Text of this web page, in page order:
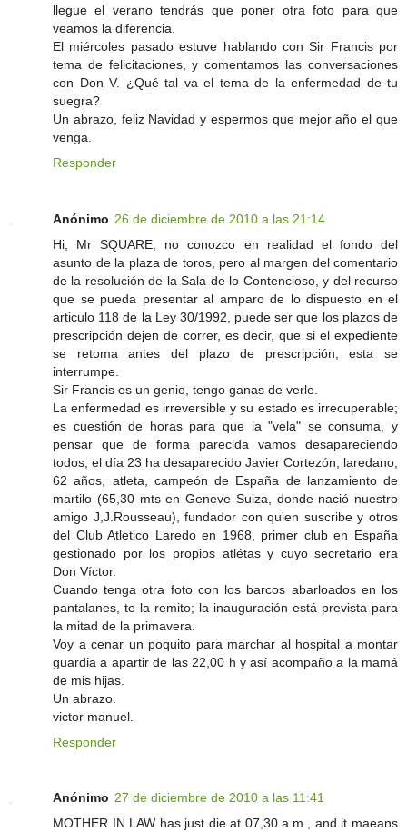
llegue el verano tendrás que poner otra foto para que
veamos la diferencia.
El miércoles pasado estuve hablando con Sir Francis por
tema de felicitaciones, y comentamos las conversaciones
con Don V. ¿Qué tal va el tema de la enfermedad de tu
suegra?
Un abrazo, feliz Navidad y espermos que mejor año el que
venga.
Responder
Anónimo 26 de diciembre de 2010 a las 21:14
Hi, Mr SQUARE, no conozco en realidad el fondo del
asunto de la plaza de toros, pero al margen del comentario
de la resolución de la Sala de lo Contencioso, y del recurso
que se pueda presentar al amparo de lo dispuesto en el
articulo 118 de la Ley 30/1992, puede ser que los plazos de
prescripción dejen de correr, es decir, que si el expediente
se retoma antes del plazo de prescripción, esta se
interrumpe.
Sir Francis es un genio, tengo ganas de verle.
La enfermedad es irreversible y su estado es irrecuperable;
es cuestión de horas para que la "vela" se consuma, y
pensar que de forma parecida vamos desapareciendo
todos; el día 23 ha desaparecido Javier Cortezón, laredano,
62 años, atleta, campeón de España de lanzamiento de
martilo (65,30 mts en Geneve Suiza, donde nació nuestro
amigo J,J.Rousseau), fundador con quien suscribe y otros
del Club Atletico Laredo en 1968, primer club en España
gestionado por los propios atlétas y cuyo secretario era
Don Víctor.
Cuando tenga otra foto con los barcos abarloados en los
pantalanes, te la remito; la inauguración está prevista para
la mitad de la primavera.
Voy a cenar un poquito para marchar al hospital a montar
guardia a apartir de las 22,00 h y así acompaño a la mamá
de mis hijas.
Un abrazo.
victor manuel.
Responder
Anónimo 27 de diciembre de 2010 a las 11:41
MOTHER IN LAW has just die at 07,30 a.m., and it maeans